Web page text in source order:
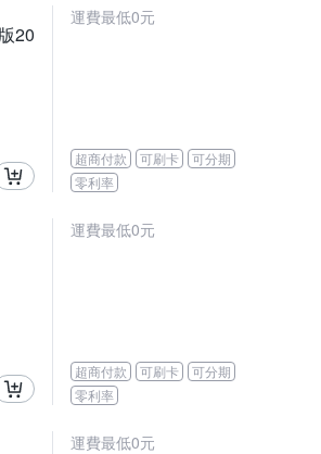
20
運費最低0元
超商付款 可刷卡
可分期
零利率
運費最低0元
超商付款 可刷卡
可分期
零利率
運費最低0元